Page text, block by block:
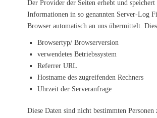
Der Provider der Seiten erhebt und speichert
Informationen in so genannten Server-Log
Browser automatisch an uns übermittelt.
Browsertyp/ Browserversion
verwendetes Betriebssystem
Referrer URL
Hostname des zugreifenden Rechners
Uhrzeit der Serveranfrage
Diese Daten sind nicht bestimmten Personen